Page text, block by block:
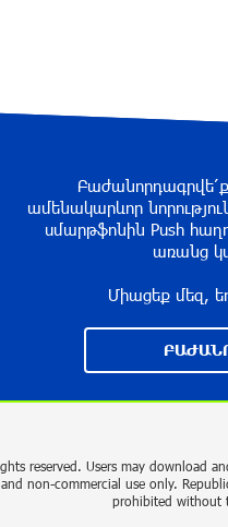
ամենակարևոր
սմարթֆոնին Push
առանց
Միացեք մեզ,
reserved. Users may download
non-commercial use only.
prohibited without